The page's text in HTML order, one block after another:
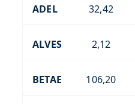
ADEL 32,42
ALVES 2,12
BETAE 106,20